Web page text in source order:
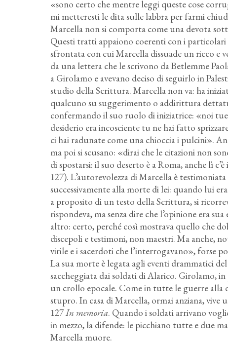
«sono certo che mentre leggi queste cose
mi metteresti le dita sulle labbra per farmi
Marcella non si comporta come una devota
Questi tratti appaiono coerenti con i
sfrontata con cui Marcella dissuade un ricco e
da una lettera che le scrivono da Betlemme
a Girolamo e avevano deciso di seguirlo in
studio della Scrittura. Marcella non va: ha
qualcuno su suggerimento o addirittura
confermando il suo ruolo di iniziatrice: «noi
desiderio era incosciente tu ne hai fatto
ci hai radunate come una chioccia i pulcini».
ma poi si scusano: «dirai che le citazioni non
di spostarsi: il suo deserto è a Roma, anche lì
127). L’autorevolezza di Marcella è
successivamente alla morte di lei: quando lui
a proposito di un testo della Scrittura, si
rispondeva, ma senza dire che l’opinione era
altro: certo, perché così mostrava quello che
discepoli e testimoni, non maestri. Ma anche,
virile e i sacerdoti che l’interrogavano», forse
La sua morte è legata agli eventi drammatici
saccheggiata dai soldati di Alarico. Girolamo,
un crollo epocale. Come in tutte le guerre alla
stupro. In casa di Marcella, ormai anziana, vive
127In memoria. Quando i soldati arrivano
in mezzo, la difende: le picchiano tutte e due
Marcella muore.